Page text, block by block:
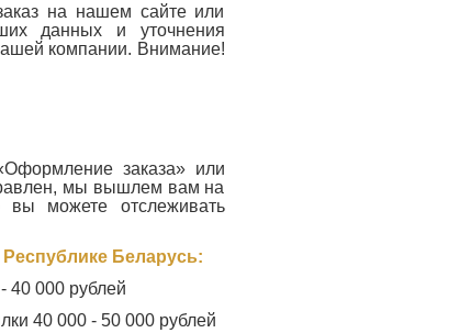
на нашем сайте или
данных и уточнения
компании. Внимание!
заказа» или
мы вышлем вам на
можете отслеживать
Беларусь:
40 000 рублей
40 000 - 50 000 рублей